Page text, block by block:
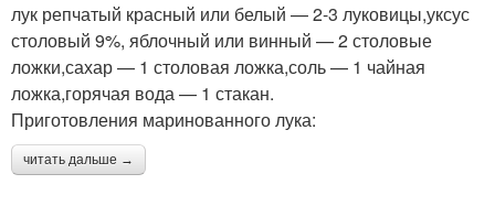
лук репчатый красный или белый — 2-3 луковицы,уксус
столовый 9%, яблочный или винный — 2 столовые
ложки,сахар — 1 столовая ложка,соль — 1 чайная
ложка,горячая вода — 1 стакан.
Приготовления маринованного лука:
читать дальше →